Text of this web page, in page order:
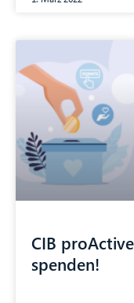
CIB
spenden!